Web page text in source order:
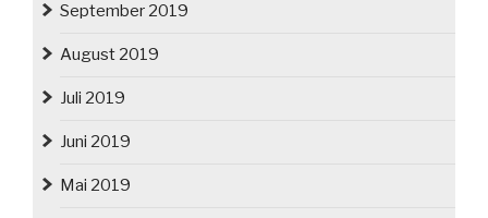
September 2019
August 2019
Juli 2019
Juni 2019
Mai 2019